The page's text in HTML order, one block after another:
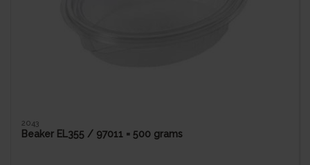
2043
Beaker EL355 / 97011 = 500 grams